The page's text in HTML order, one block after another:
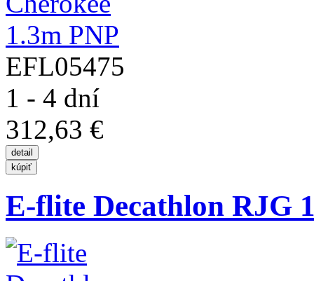
EFL05475
1 - 4 dní
312,63 €
E-flite Decathlon RJG